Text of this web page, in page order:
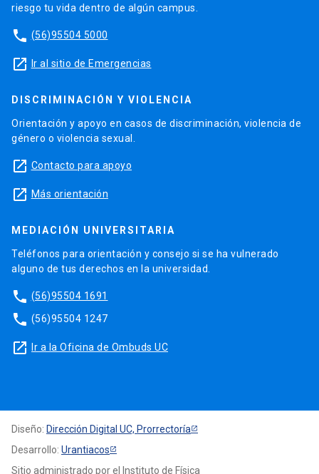
riesgo tu vida dentro de algún campus.
phone (56)95504 5000
launch Ir al sitio de Emergencias
DISCRIMINACIÓN Y VIOLENCIA
Orientación y apoyo en casos de discriminación, violencia de
género o violencia sexual.
launch Contacto para apoyo
launch Más orientación
MEDIACIÓN UNIVERSITARIA
Teléfonos para orientación y consejo si se ha vulnerado
alguno de tus derechos en la universidad.
phone (56)95504 1691
phone (56)95504 1247
launch Ir a la Oficina de Ombuds UC
Diseño: Dirección Digital UC, Prorrectoría
Desarrollo: Urantiacos
Sitio administrado por el Instituto de Física